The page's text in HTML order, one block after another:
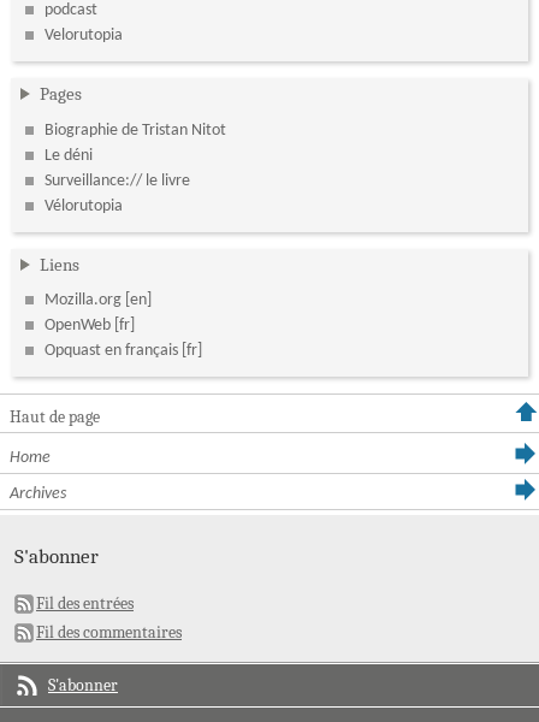
podcast
Velorutopia
Pages
Biographie de Tristan Nitot
Le déni
Surveillance:// le livre
Vélorutopia
Liens
Mozilla.org
OpenWeb
Opquast en français
Haut de page
Home
Archives
S'abonner
Fil des entrées
Fil des commentaires
S'abonner